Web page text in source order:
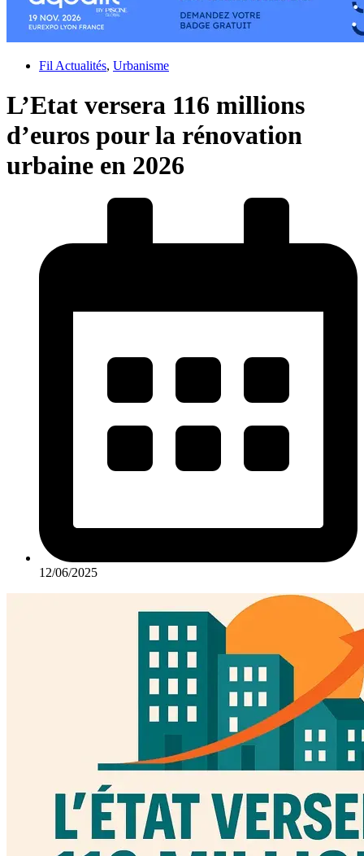
Fil Actualités, Urbanisme
L’Etat versera 116 millions
d’euros pour la rénovation
urbaine en 2026
12/06/2025